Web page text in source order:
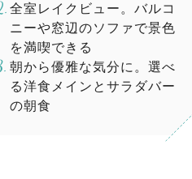
全室レイクビュー。バルコ
ニーや窓辺のソファで景色
を満喫できる
朝から優雅な気分に。選べ
る洋食メインとサラダバー
の朝食